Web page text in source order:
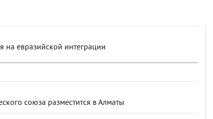
на евразийской интеграции
союза разместится в Алматы